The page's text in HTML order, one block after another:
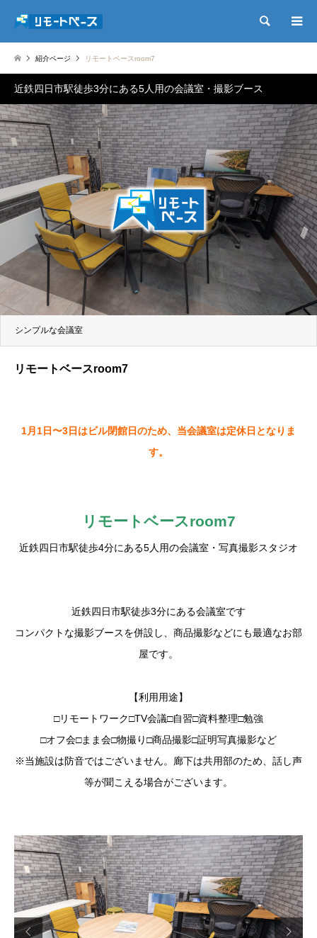
検索
紹介ページ リモートベースroom7
近鉄四日市駅徒歩3分にある5人用の会議室・撮影ブース
シンプルな会議室
リモートベースroom7
1月1日〜3日はビル閉館日のため、当会議室は定休日となりま
す。
リモートベースroom7
近鉄四日市駅徒歩4分にある5人用の会議室・写真撮影スタジオ
近鉄四日市駅徒歩3分にある会議室です
コンパクトな撮影ブースを併設し、商品撮影などにも最適なお部
屋です。
【利用用途】
□リモートワーク□TV会議□自習□資料整理□勉強
□オフ会□まま会□物撮り□商品撮影□証明写真撮影など
※当施設は防音ではございません。廊下は共用部のため、話し声
等が聞こえる場合がございます。
 